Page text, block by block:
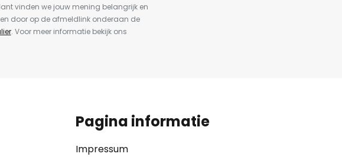
vinden we jouw mening belangrijk en
door op de afmeldlink onderaan de
. Voor meer informatie bekijk ons
Pagina informatie
Impressum